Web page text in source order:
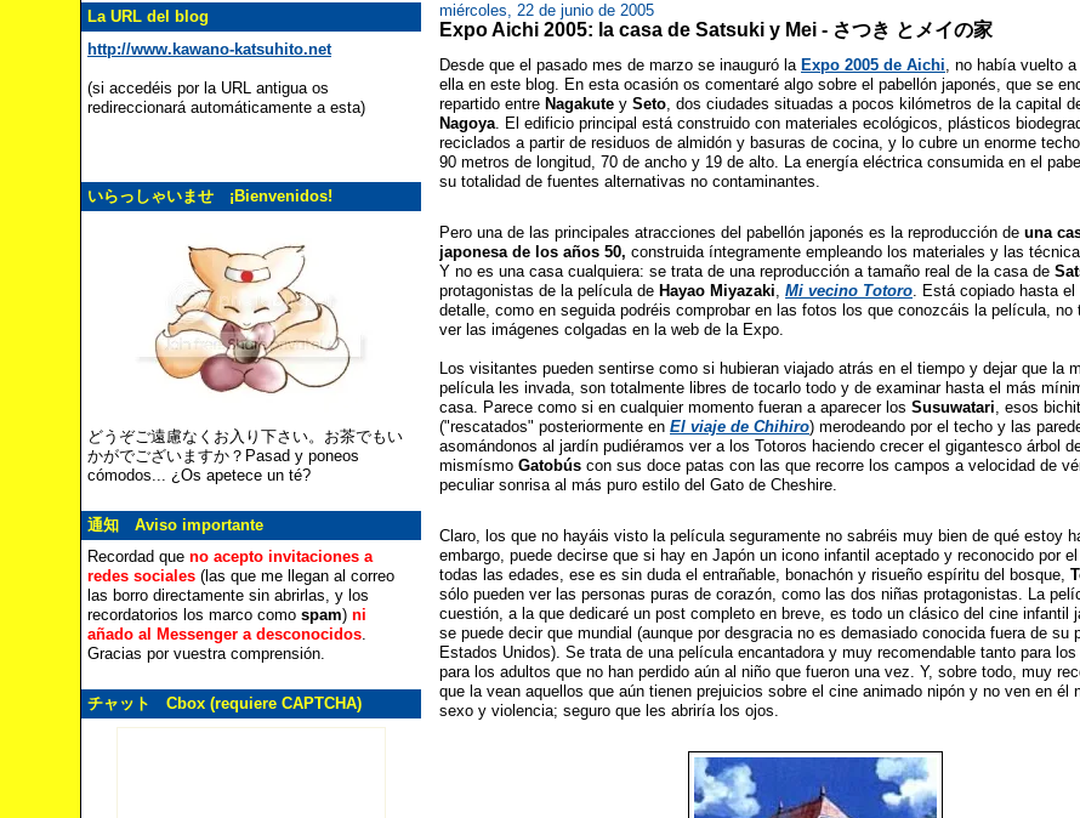
La URL del blog
http://www.kawano-katsuhito.net
(si accedéis por la URL antigua os
redireccionará automáticamente a esta)
いらっしゃいませ ¡Bienvenidos!
どうぞご遠慮なくお入り下さい。お茶でもい
かがでございますか？Pasad y poneos
cómodos... ¿Os apetece un té?
通知 Aviso importante
Recordad que no acepto invitaciones a
redes sociales (las que me llegan al correo
las borro directamente sin abrirlas, y los
recordatorios los marco como spam) ni
añado al Messenger a desconocidos.
Gracias por vuestra comprensión.
チャット Cbox (requiere CAPTCHA)
miércoles, 22 de junio de 2005
Expo Aichi 2005: la casa de Satsuki y Mei - さつき とメイの家
Desde que el pasado mes de marzo se inauguró la Expo 2005 de Aichi, no había vuelto
ella en este blog. En esta ocasión os comentaré algo sobre el pabellón japonés, que se
repartido entre Nagakute y Seto, dos ciudades situadas a pocos kilómetros de la capital
Nagoya. El edificio principal está construido con materiales ecológicos, plásticos
reciclados a partir de residuos de almidón y basuras de cocina, y lo cubre un enorme
90 metros de longitud, 70 de ancho y 19 de alto. La energía eléctrica consumida en el
su totalidad de fuentes alternativas no contaminantes.
Pero una de las principales atracciones del pabellón japonés es la reproducción de una
japonesa de los años 50, construida íntegramente empleando los materiales y las
Y no es una casa cualquiera: se trata de una reproducción a tamaño real de la casa de
protagonistas de la película de Hayao Miyazaki Mi vecino Totoro . Está copiado hasta
detalle, como en seguida podréis comprobar en las fotos los que conozcáis la película, no
ver las imágenes colgadas en la web de la Expo.
Los visitantes pueden sentirse como si hubieran viajado atrás en el tiempo y dejar que la
película les invada, son totalmente libres de tocarlo todo y de examinar hasta el más
casa. Parece como si en cualquier momento fueran a aparecer los Susuwatari , esos
("rescatados" posteriormente en El viaje de Chihiro) merodeando por el techo y las
asomándonos al jardín pudiéramos ver a los Totoros haciendo crecer el gigantesco árbol
mismísmo Gatobús con sus doce patas con las que recorre los campos a velocidad de
peculiar sonrisa al más puro estilo del Gato de Cheshire.
Claro, los que no hayáis visto la película seguramente no sabréis muy bien de qué estoy
embargo, puede decirse que si hay en Japón un icono infantil aceptado y reconocido por
todas las edades, ese es sin duda el entrañable, bonachón y risueño espíritu del bosque,
sólo pueden ver las personas puras de corazón, como las dos niñas protagonistas. La
cuestión, a la que dedicaré un post completo en breve, es todo un clásico del cine infantil
se puede decir que mundial (aunque por desgracia no es demasiado conocida fuera de su
Estados Unidos). Se trata de una película encantadora y muy recomendable tanto para
para los adultos que no han perdido aún al niño que fueron una vez. Y, sobre todo, muy
que la vean aquellos que aún tienen prejuicios sobre el cine animado nipón y no ven en él
sexo y violencia; seguro que les abriría los ojos.